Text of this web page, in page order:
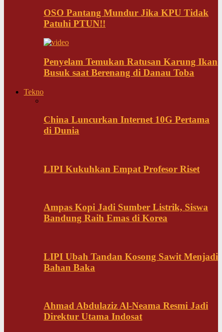
OSO Pantang Mundur Jika KPU Tidak
Patuhi PTUN!!
Penyelam Temukan Ratusan Karung Ikan
Busuk saat Berenang di Danau Toba
Tekno
China Luncurkan Internet 10G Pertama
di Dunia
LIPI Kukuhkan Empat Profesor Riset
Ampas Kopi Jadi Sumber Listrik, Siswa
Bandung Raih Emas di Korea
LIPI Ubah Tandan Kosong Sawit Menjadi
Bahan Baka
Ahmad Abdulaziz Al-Neama Resmi Jadi
Direktur Utama Indosat